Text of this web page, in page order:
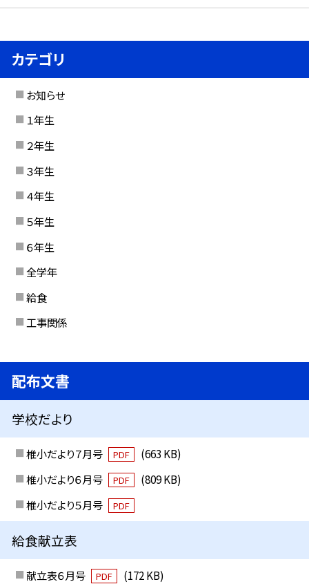
カテゴリ
お知らせ
１年生
２年生
３年生
４年生
５年生
６年生
全学年
給食
工事関係
配布文書
学校だより
椎小だより７月号 PDF
(663 KB)
椎小だより６月号
PDF
(809 KB)
椎小だより５月号
PDF
給食献立表
献立表６月号 PDF
(172 KB)